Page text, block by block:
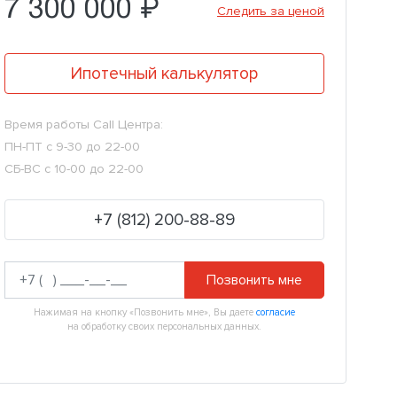
7 300 000 ₽ Следить за ценой
Ипотечный калькулятор
Время работы Call Центра:
ПН-ПТ с 9-30 до 22-00
СБ-ВС с 10-00 до 22-00
+7 (812) 200-88-89
Позвонить мне
Нажимая на кнопку «Позвонить мне», Вы даете согласие
на обработку своих персональных данных.